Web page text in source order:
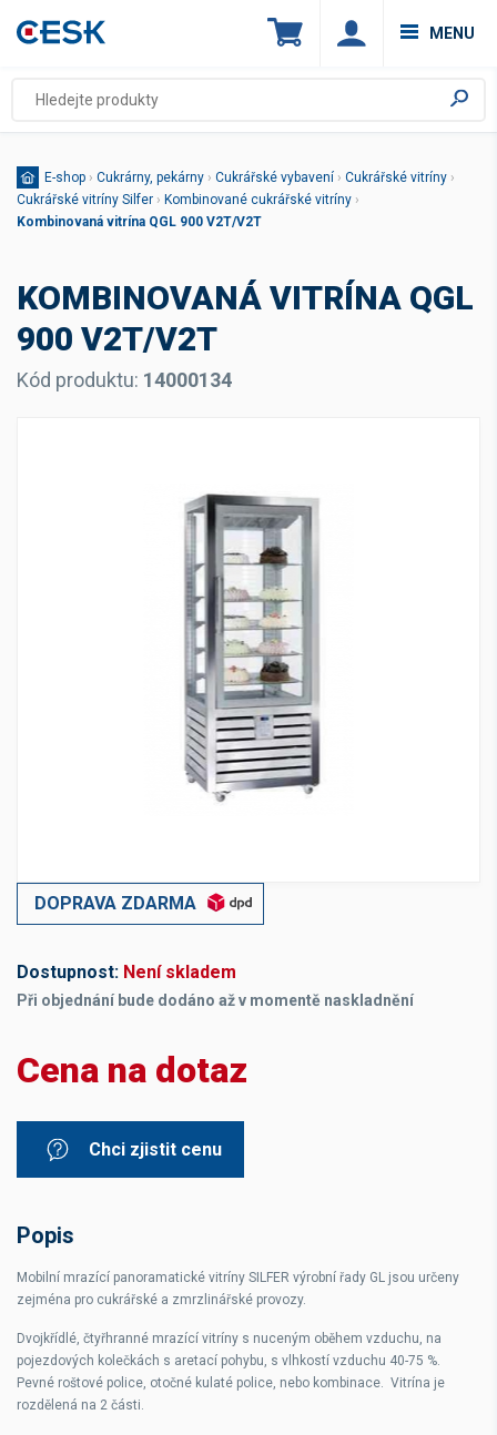
MENU
E-shop › Cukrárny, pekárny › Cukrářské vybavení › Cukrářské vitríny ›
Cukrářské vitríny Silfer › Kombinované cukrářské vitríny ›
Kombinovaná vitrína QGL 900 V2T/V2T
KOMBINOVANÁ VITRÍNA QGL
900 V2T/V2T
Kód produktu: 14000134
DOPRAVA ZDARMA
Dostupnost: Není skladem
Při objednání bude dodáno až v momentě naskladnění
Cena na dotaz
Chci zjistit cenu
Popis
Mobilní mrazící panoramatické vitríny SILFER výrobní řady GL jsou určeny
zejména pro cukrářské a zmrzlinářské provozy.
Dvojkřídlé, čtyřhranné mrazící vitríny s nuceným oběhem vzduchu, na
pojezdových kolečkách s aretací pohybu, s vlhkostí vzduchu 40-75 %.
Pevné roštové police, otočné kulaté police, nebo kombinace. Vitrína je
rozdělená na 2 části.